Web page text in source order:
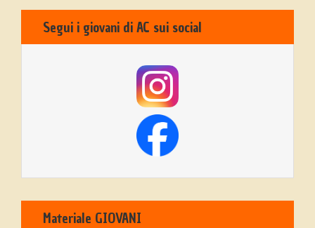
Segui i giovani di AC sui social
Materiale GIOVANI